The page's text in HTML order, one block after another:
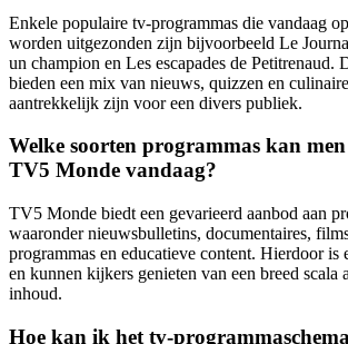
Enkele populaire tv-programmas die vandaag
worden uitgezonden zijn bijvoorbeeld Le
un champion en Les escapades de Petitrenaud.
bieden een mix van nieuws, quizzen en
aantrekkelijk zijn voor een divers publiek.
Welke soorten programmas kan
TV5 Monde vandaag?
TV5 Monde biedt een gevarieerd aanbod aan
waaronder nieuwsbulletins, documentaires,
programmas en educatieve content. Hierdoor
en kunnen kijkers genieten van een breed scala
inhoud.
Hoe kan ik het tv-